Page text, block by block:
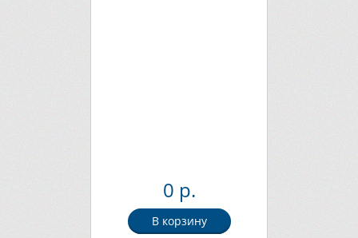
0 р.
В корзину